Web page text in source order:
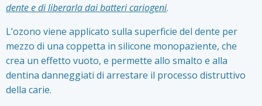
dente e di liberarla dai batteri cariogeni.
L’ozono viene applicato sulla superficie del dente per
mezzo di una coppetta in silicone monopaziente, che
crea un effetto vuoto, e permette allo smalto e alla
dentina danneggiati di arrestare il processo distruttivo
della carie.